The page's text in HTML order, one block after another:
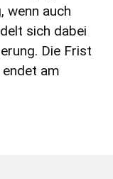
wenn auch
sich dabei
Die Frist
am